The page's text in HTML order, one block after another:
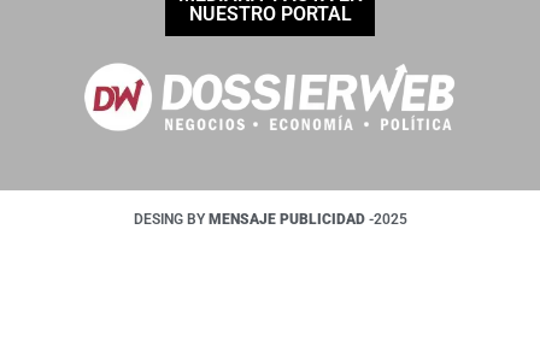
NUESTRO PORTAL
DESING BY MENSAJE PUBLICIDAD -2025